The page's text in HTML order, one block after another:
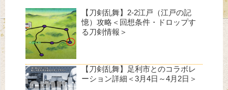
【刀剣乱舞】2-2江戸（江戸の記
憶）攻略＜回想条件・ドロップす
る刀剣情報＞
【刀剣乱舞】足利市とのコラボレ
ーション詳細＜3月4日～4月2日＞